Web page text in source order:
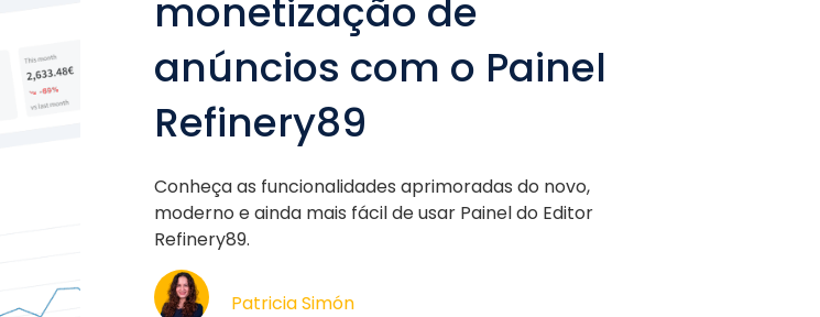
monetização de
anúncios com o Painel
Refinery89
Conheça as funcionalidades aprimoradas do novo,
moderno e ainda mais fácil de usar Painel do Editor
Refinery89.
Patricia Simón